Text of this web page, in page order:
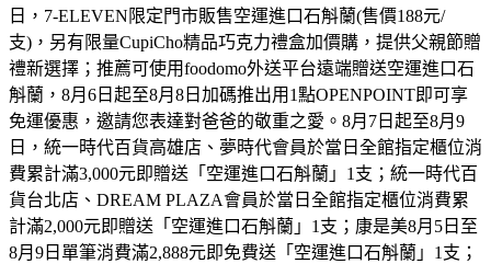
日，7-ELEVEN限定門市販售空運進口石斛蘭(售價188元/
支)，另有限量CupiCho精品巧克力禮盒加價購，提供父親節贈
禮新選擇；推薦可使用foodomo外送平台遠端贈送空運進口石
斛蘭，8月6日起至8月8日加碼推出用1點OPENPOINT即可享
免運優惠，邀請您表達對爸爸的敬重之愛。8月7日起至8月9
日，統一時代百貨高雄店、夢時代會員於當日全館指定櫃位消
費累計滿3,000元即贈送「空運進口石斛蘭」1支；統一時代百
貨台北店、DREAM PLAZA會員於當日全館指定櫃位消費累
計滿2,000元即贈送「空運進口石斛蘭」1支；康是美8月5日至
8月9日單筆消費滿2,888元即免費送「空運進口石斛蘭」1支；